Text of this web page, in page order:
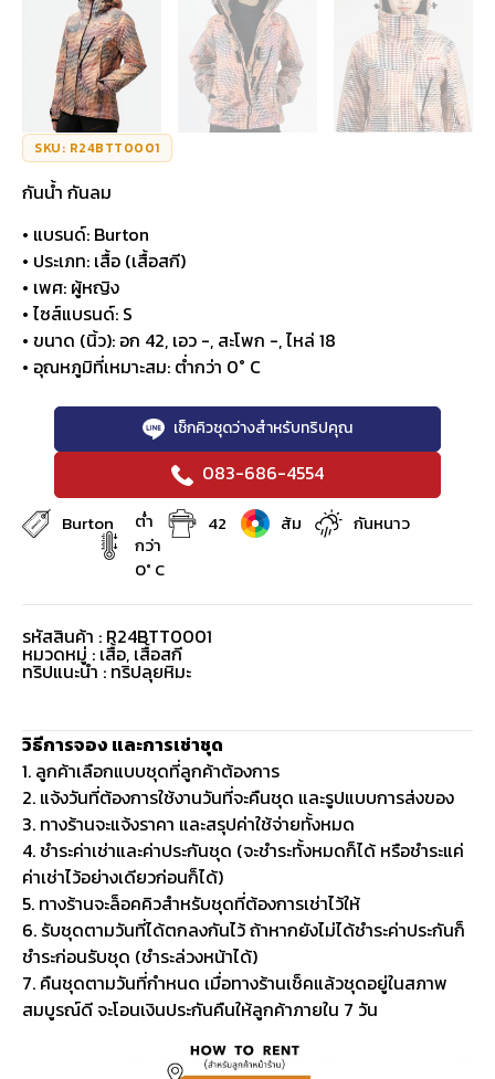
SKU: R24BTT0001
กันน้ำ กันลม
• แบรนด์: Burton
• ประเภท: เสื้อ (เสื้อสกี)
• เพศ: ผู้หญิง
• ไซส์แบรนด์: S
• ขนาด (นิ้ว): อก 42, เอว -, สะโพก -, ไหล่ 18
• อุณหภูมิที่เหมาะสม: ต่ำกว่า 0° C
เช็กคิวชุดว่างสำหรับทริปคุณ
083-686-4554
Burton
ต่ำ
กว่า
0° C
42 ส้ม กันหนาว
รหัสสินค้า : R24BTT0001
หมวดหมู่ : เสื้อ, เสื้อสกี
ทริปแนะนำ : ทริปลุยหิมะ
วิธีการจอง และการเช่าชุด
1. ลูกค้าเลือกแบบชุดที่ลูกค้าต้องการ
2. แจ้งวันที่ต้องการใช้งานวันที่จะคืนชุด และรูปแบบการส่งของ
3. ทางร้านจะแจ้งราคา และสรุปค่าใช้จ่ายทั้งหมด
4. ชำระค่าเช่าและค่าประกันชุด (จะชำระทั้งหมดก็ได้ หรือชำระแค่
ค่าเช่าไว้อย่างเดียวก่อนก็ได้)
5. ทางร้านจะล็อคคิวสำหรับชุดที่ต้องการเช่าไว้ให้
6. รับชุดตามวันที่ได้ตกลงกันไว้ ถ้าหากยังไม่ได้ชำระค่าประกันก็
ชำระก่อนรับชุด (ชำระล่วงหน้าได้)
7. คืนชุดตามวันที่กำหนด เมื่อทางร้านเช็คแล้วชุดอยู่ในสภาพ
สมบูรณ์ดี จะโอนเงินประกันคืนให้ลูกค้าภายใน 7 วัน